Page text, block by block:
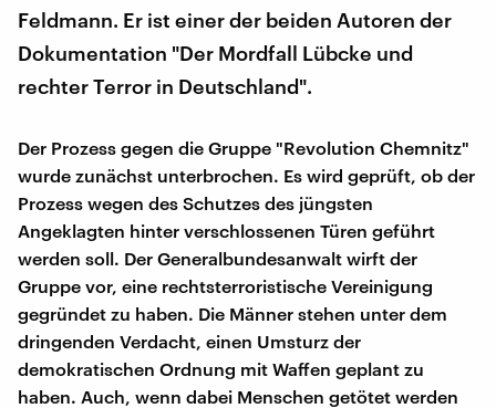
Feldmann. Er ist einer der beiden Autoren der
Dokumentation "Der Mordfall Lübcke und
rechter Terror in Deutschland".
Der Prozess gegen die Gruppe "Revolution Chemnitz"
wurde zunächst unterbrochen. Es wird geprüft, ob der
Prozess wegen des Schutzes des jüngsten
Angeklagten hinter verschlossenen Türen geführt
werden soll. Der Generalbundesanwalt wirft der
Gruppe vor, eine rechtsterroristische Vereinigung
gegründet zu haben. Die Männer stehen unter dem
dringenden Verdacht, einen Umsturz der
demokratischen Ordnung mit Waffen geplant zu
haben. Auch, wenn dabei Menschen getötet werden